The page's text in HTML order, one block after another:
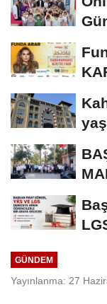
GÜNDEM
Yayınlanma: 27